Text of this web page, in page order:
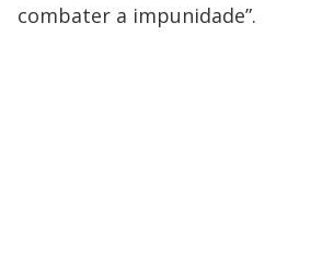
combater a impunidade”.